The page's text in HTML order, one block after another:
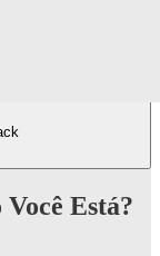
Está?